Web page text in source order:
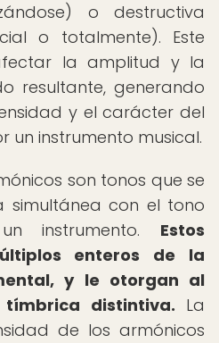
o destructiva
o totalmente). Este
la amplitud y la
resultante, generando
y el carácter del
un instrumento musical.
son tonos que se
simultánea con el tono
instrumento. Estos
enteros de la
y le otorgan al
distintiva. La
de los armónicos